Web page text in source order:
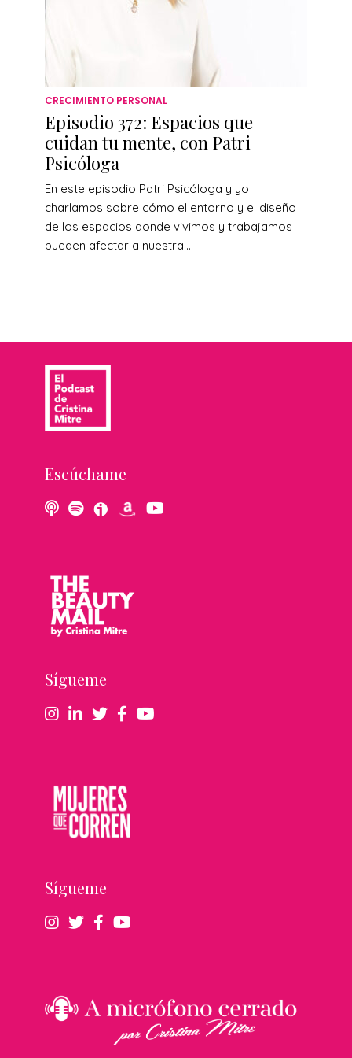
CRECIMIENTO PERSONAL
Episodio 372: Espacios que
cuidan tu mente, con Patri
Psicóloga
En este episodio Patri Psicóloga y yo
charlamos sobre cómo el entorno y el diseño
de los espacios donde vivimos y trabajamos
pueden afectar a nuestra...
Escúchame
Sígueme
Sígueme